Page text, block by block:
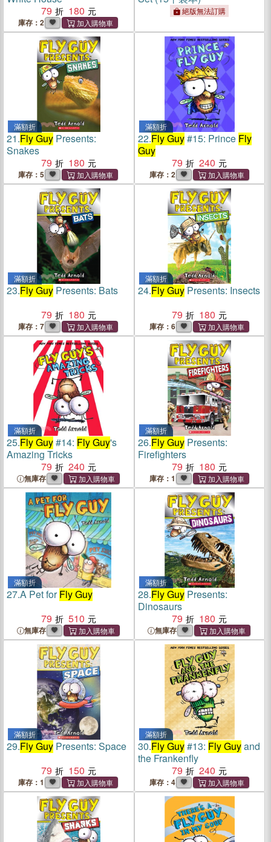
79
180
庫存：2
絕版無法訂購
滿額折
21.Fly Guy Presents:
Snakes
79
180
庫存：5
滿額折
22.Fly Guy#15: Prince Fly
Guy
79
240
庫存：2
滿額折
23.Fly Guy Presents: Bats
79
180
庫存：7
滿額折
24.Fly GuyPresents: Insects
79
180
庫存：6
滿額折
25.Fly Guy#14: Fly Guy's
Amazing Tricks
79
240
無庫存
滿額折
26.Fly GuyPresents:
Firefighters
79
180
庫存：1
滿額折
27.A Pet forFly Guy
79
510
無庫存
滿額折
28.Fly GuyPresents:
Dinosaurs
79
180
無庫存
滿額折
29.Fly Guy Presents: Space
79
150
庫存：1
滿額折
30.Fly Guy#13: Fly Guyand
the Frankenfly
79
240
庫存：4